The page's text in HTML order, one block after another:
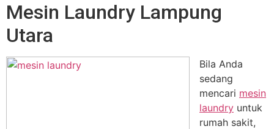
Mesin Laundry Lampung
Utara
Bila Anda
sedang
mencari mesin
laundry untuk
rumah sakit,